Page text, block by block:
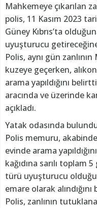
Mahkemeye çıkarılan
polis, 11 Kasım 2023
Güney Kıbrıs’ta
uyuşturucu
Polis, aynı gün zanlının
kuzeye geçerken,
arama yapıldığını
aracında ve üzerinde
açıkladı.
Yatak odasında
Polis memuru,
evinde arama
kağıdına sarılı toplam
türü uyuşturucu
emare olarak
Polis, zanlının